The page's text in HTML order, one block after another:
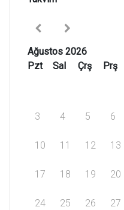
Ağustos 2026
Pzt
Sal Çrş Prş
3 4 5 6
10 11 12 13
17 18 19 20
24 25 26 27